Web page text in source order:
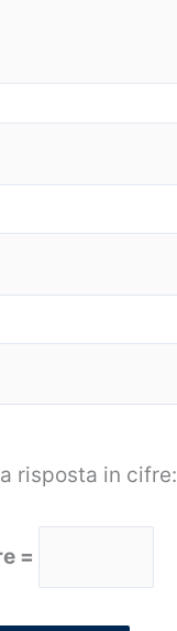
risposta in cifre:
=